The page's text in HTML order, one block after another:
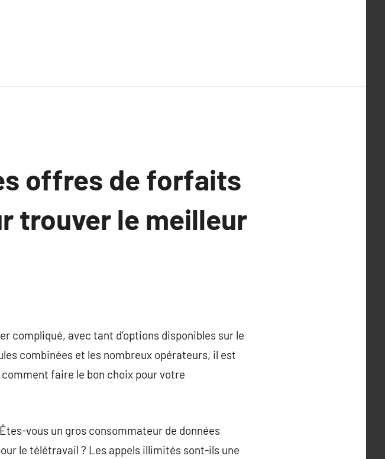
offres de forfaits
trouver le meilleur
compliqué, avec tant d’options disponibles sur le
combinées et les nombreux opérateurs, il est
faire le bon choix pour votre
vous un gros consommateur de données
le télétravail ? Les appels illimités sont-ils une